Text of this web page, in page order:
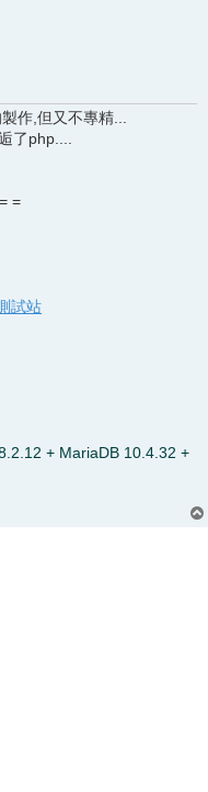
作,但又不專精...
了php....
=
試站
+ MariaDB 10.4.32 +